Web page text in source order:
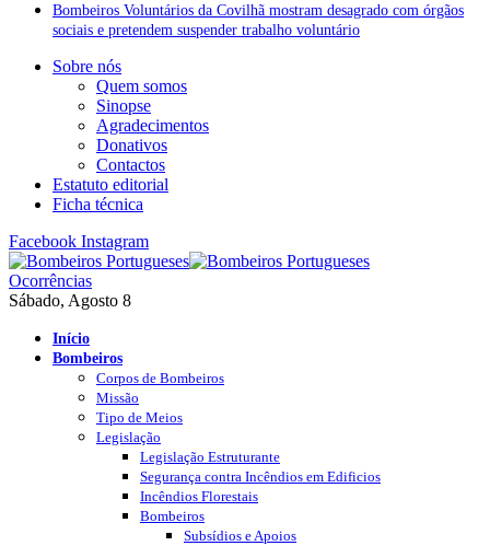
Bombeiros Voluntários da Covilhã mostram desagrado com órgãos
sociais e pretendem suspender trabalho voluntário
Sobre nós
Quem somos
Sinopse
Agradecimentos
Donativos
Contactos
Estatuto editorial
Ficha técnica
Facebook Instagram
Ocorrências
Sábado, Agosto 8
Início
Bombeiros
Corpos de Bombeiros
Missão
Tipo de Meios
Legislação
Legislação Estruturante
Segurança contra Incêndios em Edificios
Incêndios Florestais
Bombeiros
Subsídios e Apoios